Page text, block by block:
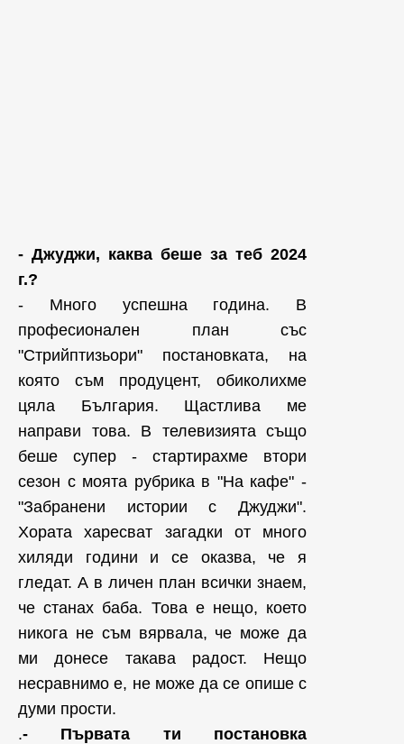
- Джуджи, каква беше за теб 2024
г.?
- Много успешна година. В
професионален план със
"Стрийптизьори" постановката, на
която съм продуцент, обиколихме
цяла България. Щастлива ме
направи това. В телевизията също
беше супер - стартирахме втори
сезон с моята рубрика в "На кафе" -
"Забранени истории с Джуджи".
Хората харесват загадки от много
хиляди години и се оказва, че я
гледат. А в личен план всички знаем,
че станах баба. Това е нещо, което
никога не съм вярвала, че може да
ми донесе такава радост. Нещо
несравнимо е, не може да се опише с
думи прости.
.- Първата ти постановка